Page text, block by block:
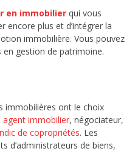
en immobilier qui vous
plus et d’intégrer la
immobilière. Vous pouvez
gestion de patrimoine.
immobilières ont le choix
agent immobilier, négociateur,
de copropriétés. Les
d’administrateurs de biens,